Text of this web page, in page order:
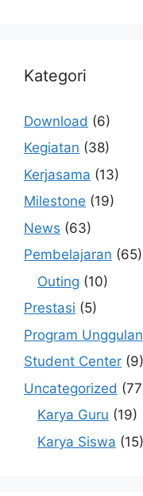
Kategori
Download (6)
Kegiatan (38)
Kerjasama (13)
Milestone (19)
News (63)
Pembelajaran (65)
Outing (10)
Prestasi (5)
Program Unggulan
Student Center (9)
Uncategorized
Karya Guru (19)
Karya Siswa (15)